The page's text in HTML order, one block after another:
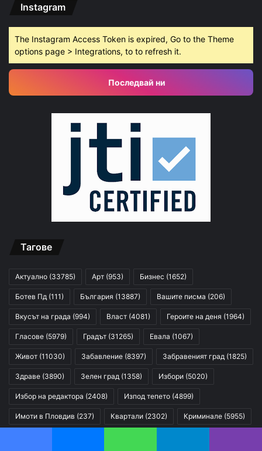
Instagram
The Instagram Access Token is expired, Go to the Theme
options page > Integrations, to to refresh it.
Последвай ни
Тагове
Актуално (33785) Арт (953) Бизнес (1652)
Ботев Пд (111) България (13887) Вашите писма (206)
Вкусът на града (994) Власт (4081) Героите на деня (1964)
Гласове (5979) Градът (31265) Евала (1067)
Живот (11030) Забавление (8397) Забравеният град (1825)
Здраве (3890) Зелен град (1358) Избори (5020)
Избор на редактора (2408) Изпод тепето (4899)
Имоти в Пловдив (237) Квартали (2302) Криминале (5955)